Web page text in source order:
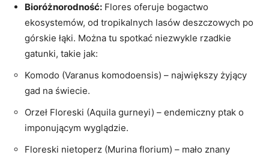
Bioróżnorodność: Flores oferuje bogactwo
ekosystemów,​ od⁣ tropikalnych lasów ⁢deszczowych po ​
górskie ⁤łąki. Można tu spotkać niezwykle​ rzadkie
⁤gatunki, takie⁣ jak:
Komodo​ (Varanus‍ komodoensis) – największy ⁤żyjący
gad na świecie.
Orzeł Floreski (Aquila gurneyi) –‍ endemiczny ptak ⁣o
imponującym wyglądzie.
Floreski ⁢nietoperz⁣ (Murina florium) – mało znany